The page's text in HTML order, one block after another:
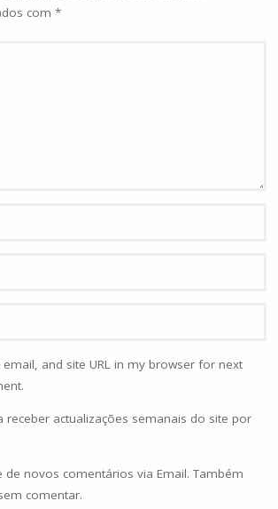
com *
and site URL in my browser for next
receber actualizações semanais do site por
de novos comentários via Email. Também
comentar.